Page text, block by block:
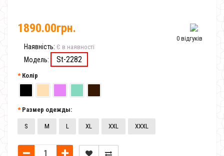
0 відгуків
1890.00грн.
Наявність: Є в наявності
Модель: St-2282
Колір
Размер одежды:
S M L XL XXL XXXL